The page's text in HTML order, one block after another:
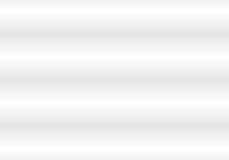
er�alkalmaz�s...
Szabolcsi R�bert:
UAV elasztikus
mozg�s�nak
modellez�se...
Szabolcsi R�bert:
L�gij�rm�vek
aeroelasztikus
leng�sei...
G�bor Sz�szi:
Long-span railway
bridges in the transport
system of hungary...